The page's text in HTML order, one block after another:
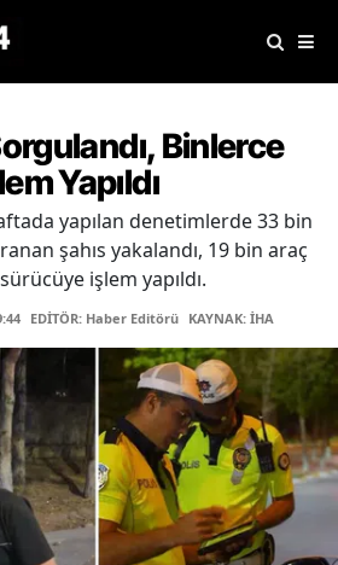
Binlerce
Yapıldı
yapılan denetimlerde 33 bin
şahıs yakalandı, 19 bin araç
işlem yapıldı.
EDİTÖR: Haber Editörü KAYNAK: İHA